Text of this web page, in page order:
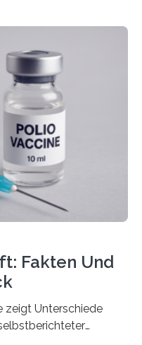
Methoden geheilt
Therapien, die
und normales
um Daniel Merk vom
am
eine solche
des
Wilhelm Sander-
Fakten Und
zeigt Unterschiede